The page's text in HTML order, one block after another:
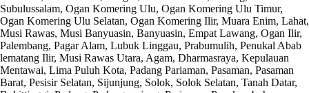
Subulussalam, Ogan Komering Ulu, Ogan Komering Ulu Timur,
Ogan Komering Ulu Selatan, Ogan Komering Ilir, Muara Enim, Lahat,
Musi Rawas, Musi Banyuasin, Banyuasin, Empat Lawang, Ogan Ilir,
Palembang, Pagar Alam, Lubuk Linggau, Prabumulih, Penukal Abab
lematang Ilir, Musi Rawas Utara, Agam, Dharmasraya, Kepulauan
Mentawai, Lima Puluh Kota, Padang Pariaman, Pasaman, Pasaman
Barat, Pesisir Selatan, Sijunjung, Solok, Solok Selatan, Tanah Datar,